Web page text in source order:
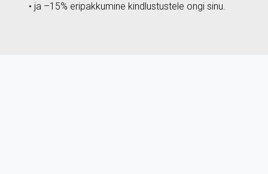
• ja –15% eripakkumine kindlustustele ongi sinu.